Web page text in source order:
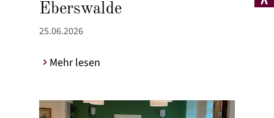
Eberswalde
25.06.2026
Mehr lesen